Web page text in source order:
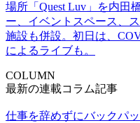
場所「Quest Luv」を内田
ー、イベントスペース、
施設も併設。初日は、
によるライブも。
COLUMN
最新の連載コラム記事
仕事を辞めずにバックパ